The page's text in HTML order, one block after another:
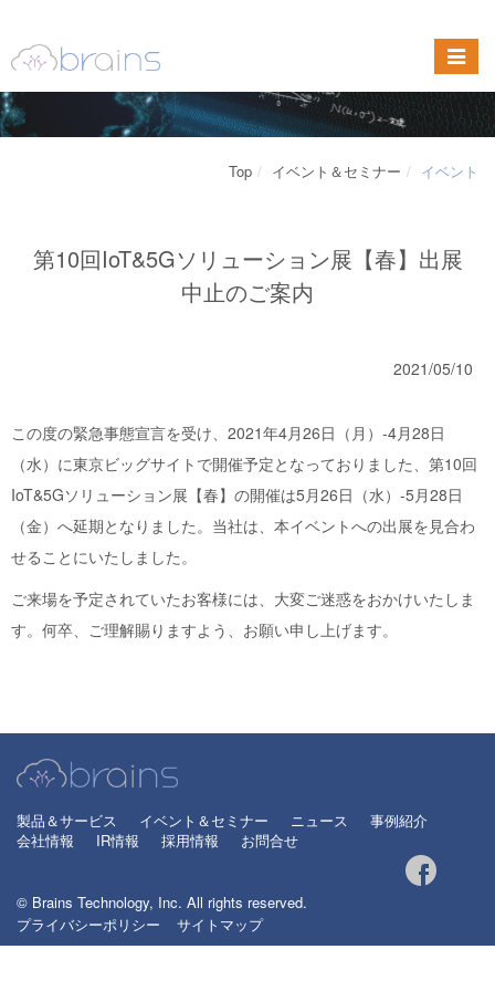
Top イベント＆セミナー イベント
第10回IoT&5Gソリューション展【春】出展
中止のご案内
2021/05/10
この度の緊急事態宣言を受け、2021年4月26日（月）-4月28日
（水）に東京ビッグサイトで開催予定となっておりました、第10回
IoT&5Gソリューション展【春】の開催は5月26日（水）-5月28日
（金）へ延期となりました。当社は、本イベントへの出展を見合わ
せることにいたしました。
ご来場を予定されていたお客様には、大変ご迷惑をおかけいたしま
す。何卒、ご理解賜りますよう、お願い申し上げます。
製品＆サービス イベント＆セミナー ニュース
事例紹介
会社情報
IR情報 採用情報 お問合せ
© Brains Technology, Inc. All rights reserved.
プライバシーポリシー
サイトマップ